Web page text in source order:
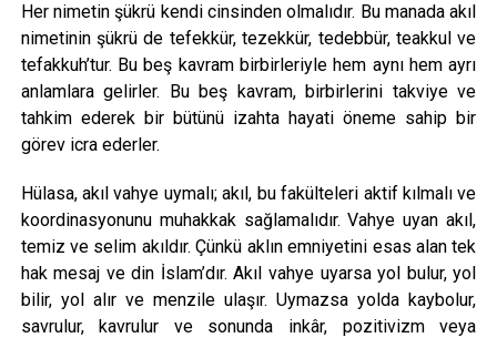
Her nimetin şükrü kendi cinsinden olmalıdır. Bu manada akıl
nimetinin şükrü de tefekkür, tezekkür, tedebbür, teakkul ve
tefakkuh’tur. Bu beş kavram birbirleriyle hem aynı hem ayrı
anlamlara gelirler. Bu beş kavram, birbirlerini takviye ve
tahkim ederek bir bütünü izahta hayati öneme sahip bir
görev icra ederler.
Hülasa, akıl vahye uymalı; akıl, bu fakülteleri aktif kılmalı ve
koordinasyonunu muhakkak sağlamalıdır. Vahye uyan akıl,
temiz ve selim akıldır. Çünkü aklın emniyetini esas alan tek
hak mesaj ve din İslam’dır. Akıl vahye uyarsa yol bulur, yol
bilir, yol alır ve menzile ulaşır. Uymazsa yolda kaybolur,
savrulur, kavrulur ve sonunda inkâr, pozitivizm veya